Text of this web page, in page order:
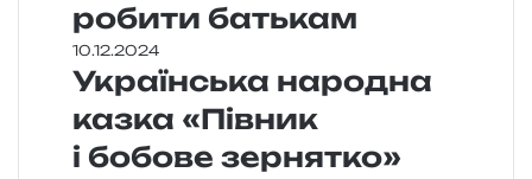
робити батькам
10.12.2024
Українська народна
казка «Півник
і бобове зернятко»